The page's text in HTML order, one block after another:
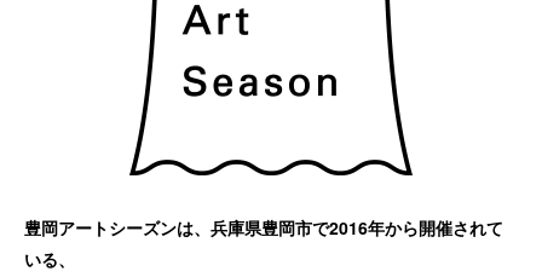
豊岡アートシーズンは、兵庫県豊岡市で2016年から開催されて
いる、